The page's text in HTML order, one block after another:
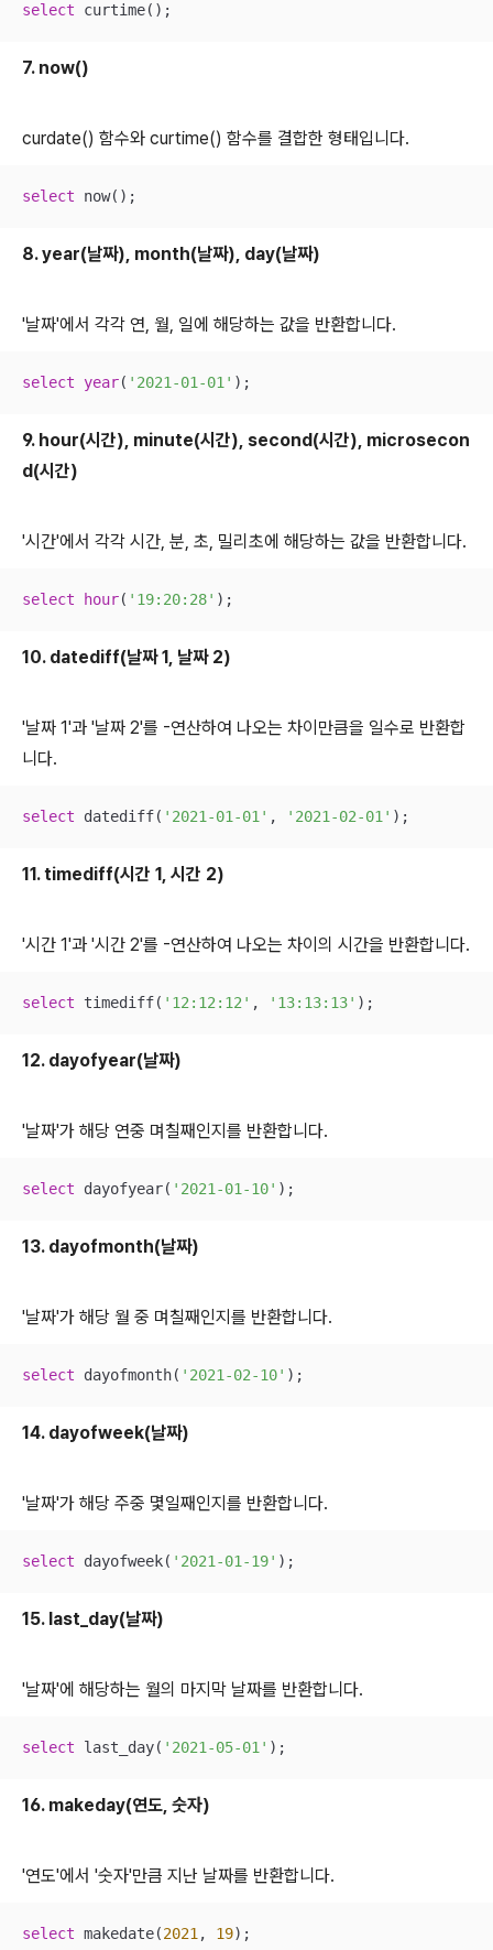
select curtime();
7. now()
curdate() 함수와 curtime() 함수를 결합한 형태입니다.
select now();
8. year(날짜), month(날짜), day(날짜)
'날짜'에서 각각 연, 월, 일에 해당하는 값을 반환합니다.
select year( '2021-01-01' );
9. hour(시간), minute(시간), second(시간), microsecon
d(시간)
'시간'에서 각각 시간, 분, 초, 밀리초에 해당하는 값을 반환합니다.
select hour( '19:20:28' );
10. datediff(날짜 1, 날짜 2)
'날짜 1'과 '날짜 2'를 -연산하여 나오는 차이만큼을 일수로 반환합
니다.
select datediff( '2021-01-01' , '2021-02-01' );
11. timediff(시간 1, 시간 2)
'시간 1'과 '시간 2'를 -연산하여 나오는 차이의 시간을 반환합니다.
select timediff( '12:12:12' , '13:13:13' );
12. dayofyear(날짜)
'날짜'가 해당 연중 며칠째인지를 반환합니다.
select dayofyear( '2021-01-10' );
13. dayofmonth(날짜)
'날짜'가 해당 월 중 며칠째인지를 반환합니다.
select dayofmonth( '2021-02-10' );
14. dayofweek(날짜)
'날짜'가 해당 주중 몇일째인지를 반환합니다.
select dayofweek( '2021-01-19' );
15. last_day(날짜)
'날짜'에 해당하는 월의 마지막 날짜를 반환합니다.
select last_day( '2021-05-01' );
16. makeday(연도, 숫자)
'연도'에서 '숫자'만큼 지난 날짜를 반환합니다.
select makedate(2021 , 19);